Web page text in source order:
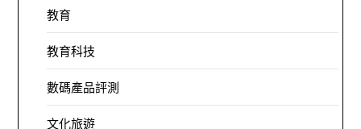
教育
教育科技
數碼產品評測
文化旅遊